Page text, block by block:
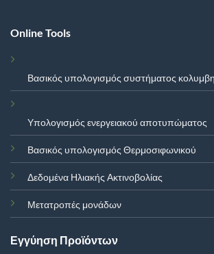
Online Tools
Βασικός υπολογισμός συστήματος
Υπολογισμός ενεργειακού αποτυπώματος
Βασικός υπολογισμός Θερμοσιφωνικού
Δεδομένα Ηλιακής Ακτινοβολίας
Μετατροπές μονάδων
Εγγύηση Προϊόντων